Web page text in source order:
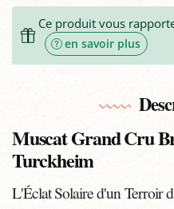
Ce produit vous
en savoir plus
Muscat Grand Cru
Turckheim
L'Éclat Solaire d'un Terroir